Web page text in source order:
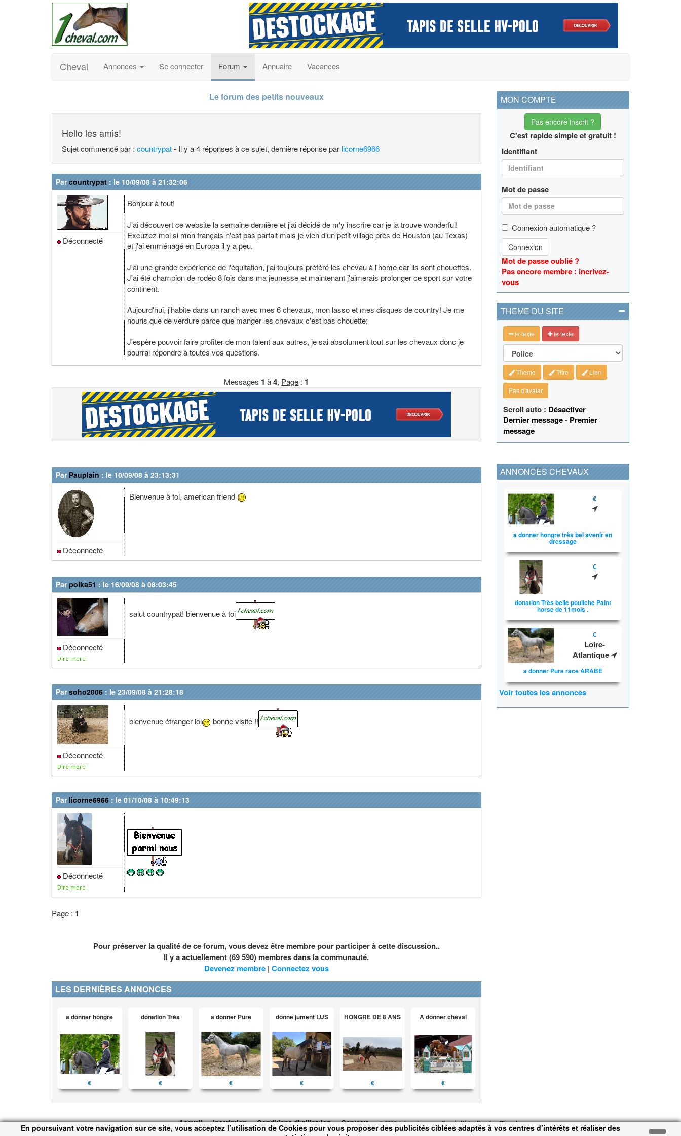
Cheval Annonces Se connecter Forum Annuaire Vacances
Le forum des petits nouveaux
Hello les amis!
Sujet commencé par : countrypat- Il y a 4 réponses à ce sujet, dernière réponse par licorne6966
Parcountrypat : le 10/09/08 à 21:32:06
Déconnecté
Bonjour à tout!
J'ai découvert ce website la semaine dernière et j'ai décidé de m'y inscrire car je la trouve wonderful!
Excuzez moi si mon français n'est pas parfait mais je vien d'un petit village près de Houston (au Texas)
et j'ai emménagé en Europa il y a peu.
J'ai une grande expérience de l'équitation, j'ai toujours préféré les chevau à l'home car ils sont chouettes.
J'ai été champion de rodéo 8 fois dans ma jeunesse et maintenant j'aimerais prolonger ce sport sur votre
continent.
Aujourd'hui, j'habite dans un ranch avec mes 6 chevaux, mon lasso et mes disques de country! Je me
nouris que de verdure parce que manger les chevaux c'est pas chouette;
J'espère pouvoir faire profiter de mon talent aux autres, je sai absolument tout sur les chevaux donc je
pourrai répondre à toutes vos questions.
Messages 1 à4, Page : 1
Par Pauplain : le 10/09/08 à 23:13:31
Déconnecté
Bienvenue à toi, american friend
Parpolka51 : le 16/09/08 à 08:03:45
Déconnecté
Dire merci
salut countrypat! bienvenue à toi
Parsoho2006 : le 23/09/08 à 21:28:18
Déconnecté
Dire merci
bienvenue étranger lol bonne visite !!
Par licorne6966 : le 01/10/08 à 10:49:13
Déconnecté
Dire merci
Page : 1
Pour préserver la qualité de ce forum, vous devez être membre pour participer à cette discussion..
Il y a actuellement (69 590) membres dans la communauté.
Devenez membre| Connectez vous
LES DERNIÈRES ANNONCES
a donner hongre
€
donation Très
€
a donner Pure
€
donne jument LUS
€
HONGRE DE 8 ANS
€
A donner cheval
€
MON COMPTE
Pas encore inscrit ?
C'est rapide simple et gratuit !
Identifiant
Mot de passe
Connexion automatique ?
Connexion
Mot de passe oublié ?
Pas encore membre : incrivez-
vous
THEME DU SITE
le texte le texte
Theme Titre Lien
Pas d'avatar
Scroll auto : Désactiver
Dernier message- Premier
message
ANNONCES CHEVAUX
€
a donner hongre très bel avenir en
dressage
€
donation Très belle pouliche Paint
horse de 11mois .
€
Loire-
Atlantique
a donner Pure race ARABE
Voir toutes les annonces
Accueil Inscription Conditions d'utilisation Contacts © 2026 1cheval.com Ecurie Virtuelle - Jeu Cheval
En poursuivant votre navigation sur ce site, vous acceptez l’utilisation de Cookies pour vous proposer des publicités ciblées adaptés à vos centres d’intérêts et réaliser des